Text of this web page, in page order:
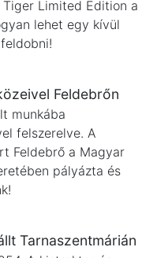
Limited Edition a
lehet egy kívül
Feldebrőn
munkába
felszerelve. A
Feldebrő a Magyar
pályázta és
Tarnaszentmárián